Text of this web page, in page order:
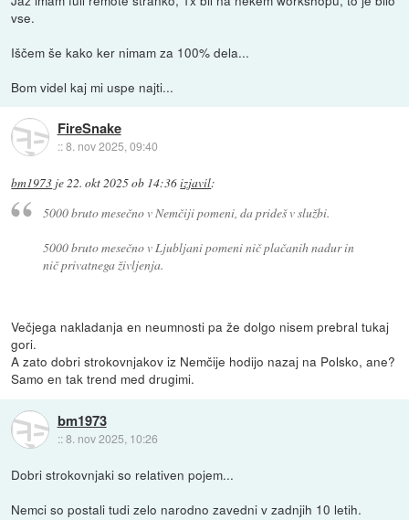
vse.
Iščem še kako ker nimam za 100% dela...
Bom videl kaj mi uspe najti...
FireSnake
::8. nov 2025, 09:40
bm1973 je22. okt 2025 ob 14:36izjavil:
5000 bruto mesečno v Nemčiji pomeni, da prideš v službi.
5000 bruto mesečno v Ljubljani pomeni nič plačanih nadur in
nič privatnega življenja.
Večjega nakladanja en neumnosti pa že dolgo nisem prebral tukaj
gori.
A zato dobri strokovnjakov iz Nemčije hodijo nazaj na Polsko, ane?
Samo en tak trend med drugimi.
bm1973
::8. nov 2025, 10:26
Dobri strokovnjaki so relativen pojem...
Nemci so postali tudi zelo narodno zavedni v zadnjih 10 letih.